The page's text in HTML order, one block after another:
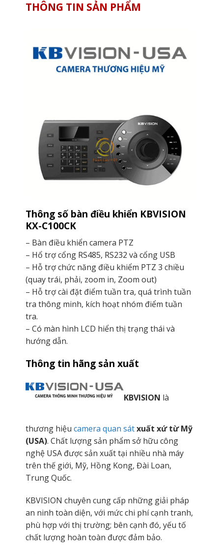
THÔNG TIN SẢN PHẨM
Thông số bàn điều khiển KBVISION
KX-C100CK
– Bàn điều khiển camera PTZ
– Hổ trợ cổng RS485, RS232 và cổng USB
– Hỗ trợ chức năng điều khiểm PTZ 3 chiều
(quay trái, phải, zoom in, Zoom out)
– Hỗ trợ cài đặt điểm tuần tra, quá trình tuần
tra thông minh, kích hoạt nhóm điểm tuần
tra.
– Có màn hình LCD hiển thị trạng thái và
hướng dẫn.
Thông tin hãng sản xuất
KBVISION là
thương hiệu camera quan sátxuất xứ từ Mỹ
(USA). Chất lượng sản phẩm sở hữu công
nghệ USA được sản xuất tại nhiều nhà máy
trên thế giới, Mỹ, Hồng Kong, Đài Loan,
Trung Quốc.
KBVISION chuyên cung cấp những giải pháp
an ninh toàn diện, với mức chi phí cạnh tranh,
phù hợp với thị trường; bên cạnh đó, yếu tố
chất lượng hoàn toàn được đảm bảo.